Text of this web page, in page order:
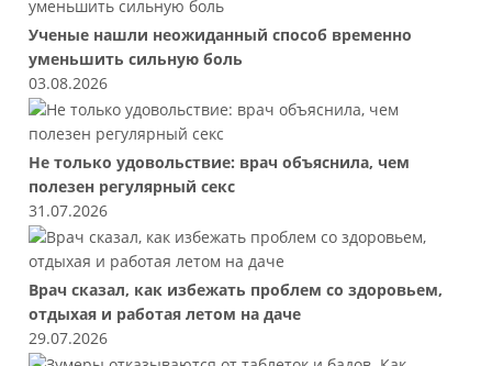
Ученые нашли неожиданный способ временно
уменьшить сильную боль
03.08.2026
Не только удовольствие: врач объяснила, чем
полезен регулярный секс
31.07.2026
Врач сказал, как избежать проблем со здоровьем,
отдыхая и работая летом на даче
29.07.2026